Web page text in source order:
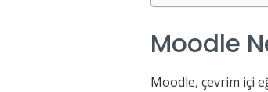
Moodle
Moodle, çevrim içi